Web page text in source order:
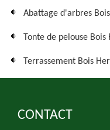
Abattage d'arbres
Tonte de pelouse
Terrassement Bois
CONTACT